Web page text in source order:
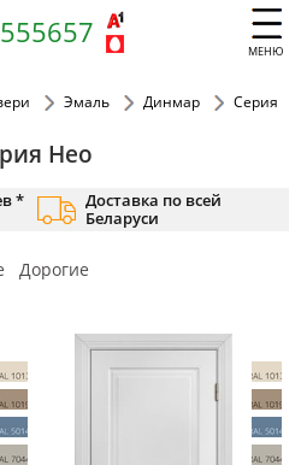
МЕНЮ
Эмаль Динмар
Серия
Нео
*
Доставка по всей
Беларуси
Дорогие